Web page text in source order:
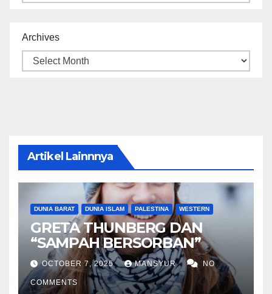
Archives
Artikel Lainnnya
DUNIA BARAT DUNIA ISLAM PALESTINA WESTERN
GRETA THUNBERG DAN
“SAMPAH BERSORBAN”
OCTOBER 7, 2025 MANSYUR NO
COMMENTS